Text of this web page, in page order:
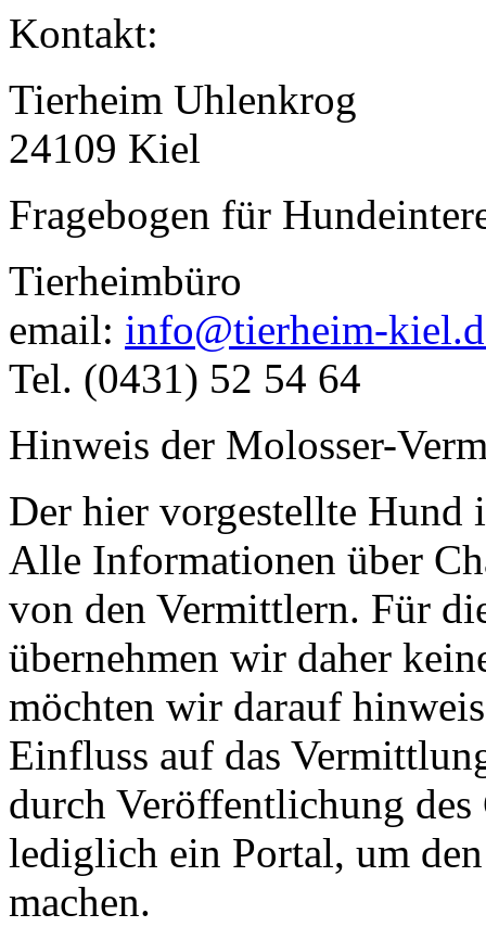
Kontakt:
Tierheim Uhlenkrog
24109 Kiel
Fragebogen für
Tierheimbüro
email: info@tierheim-
Tel. (0431) 52 54 64
Hinweis der Molosser-
Der hier vorgestellte Hund
Alle Informationen über
von den Vermittlern. Für
übernehmen wir daher
möchten wir darauf
Einfluss auf das
durch Veröffentlichung des
lediglich ein Portal, um
machen.